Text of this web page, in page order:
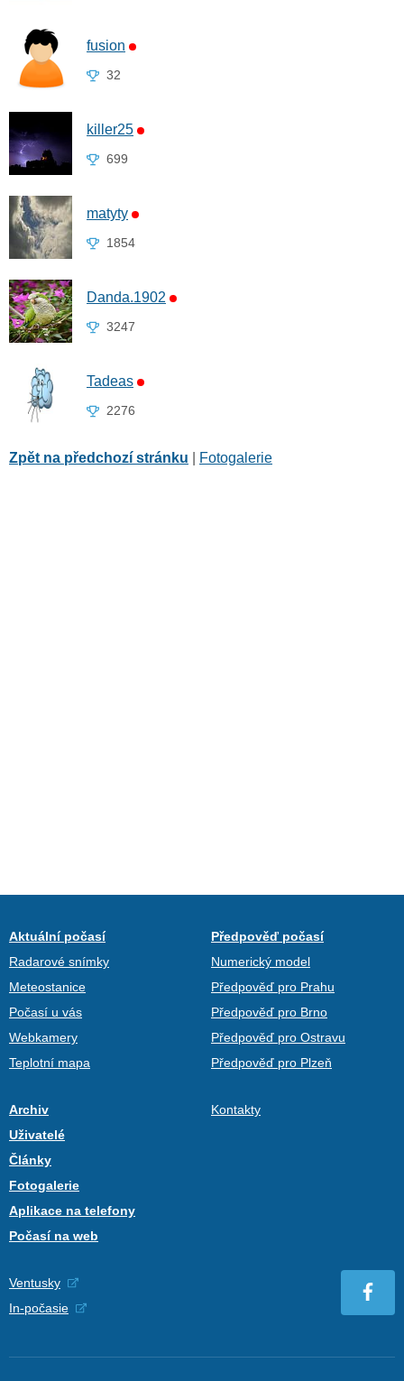
fusion
32
killer25
699
matyty
1854
Danda.1902
3247
Tadeas
2276
Zpět na předchozí stránku Fotogalerie
Aktuální počasí
Radarové snímky
Meteostanice
Počasí u vás
Webkamery
Teplotní mapa
Předpověď počasí
Numerický model
Předpověď pro Prahu
Předpověď pro Brno
Předpověď pro Ostravu
Předpověď pro Plzeň
Archiv
Uživatelé
Články
Fotogalerie
Aplikace na telefony
Počasí na web
Kontakty
Ventusky
In-počasie